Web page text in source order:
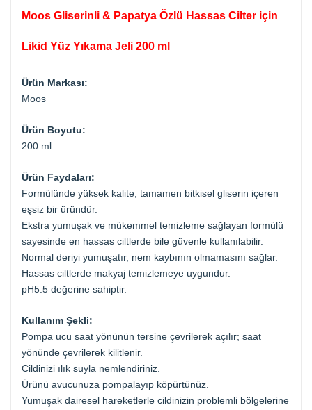
Moos Gliserinli & Papatya Özlü Hassas Cilter için
Likid Yüz Yıkama Jeli 200 ml
Ürün Markası:
Moos
Ürün Boyutu:
200 ml
Ürün Faydaları:
Formülünde yüksek kalite, tamamen bitkisel gliserin içeren
eşsiz bir üründür.
Ekstra yumuşak ve mükemmel temizleme sağlayan formülü
sayesinde en hassas ciltlerde bile güvenle kullanılabilir.
Normal deriyi yumuşatır, nem kaybının olmamasını sağlar.
Hassas ciltlerde makyaj temizlemeye uygundur.
pH5.5 değerine sahiptir.
Kullanım Şekli:
Pompa ucu saat yönünün tersine çevrilerek açılır; saat
yönünde çevrilerek kilitlenir.
Cildinizi ılık suyla nemlendiriniz.
Ürünü avucunuza pompalayıp köpürtünüz.
Yumuşak dairesel hareketlerle cildinizin problemli bölgelerine